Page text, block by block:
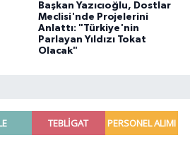
Başkan Yazıcıoğlu, Dostlar
Meclisi'nde Projelerini
Anlattı: "Türkiye'nin
Parlayan Yıldızı Tokat
Olacak"